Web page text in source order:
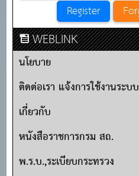
WEBLINK
นโยบาย
ติดต่อเรา แจ้งการใช้งานระบบ
เกี่ยวกับ
หนังสือราชการกรม สถ.
พ.ร.บ.,ระเบียบกระทรวง